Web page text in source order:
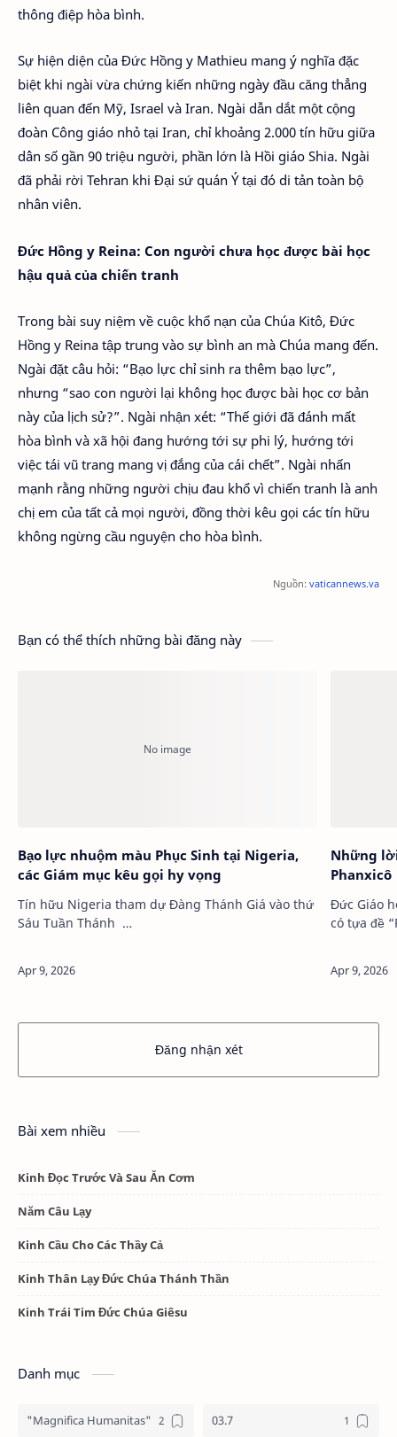
thông điệp hòa bình.
Sự hiện diện của Đức Hồng y Mathieu mang ý nghĩa đặc
biệt khi ngài vừa chứng kiến những ngày đầu căng thẳng
liên quan đến Mỹ, Israel và Iran. Ngài dẫn dắt một cộng
đoàn Công giáo nhỏ tại Iran, chỉ khoảng 2.000 tín hữu giữa
dân số gần 90 triệu người, phần lớn là Hồi giáo Shia. Ngài
đã phải rời Tehran khi Đại sứ quán Ý tại đó di tản toàn bộ
nhân viên.
Đức Hồng y Reina: Con người chưa học được bài học
hậu quả của chiến tranh
Trong bài suy niệm về cuộc khổ nạn của Chúa Kitô, Đức
Hồng y Reina tập trung vào sự bình an mà Chúa mang đến.
Ngài đặt câu hỏi: “Bạo lực chỉ sinh ra thêm bạo lực”,
nhưng “sao con người lại không học được bài học cơ bản
này của lịch sử?”. Ngài nhận xét: “Thế giới đã đánh mất
hòa bình và xã hội đang hướng tới sự phi lý, hướng tới
việc tái vũ trang mang vị đắng của cái chết”. Ngài nhấn
mạnh rằng những người chịu đau khổ vì chiến tranh là anh
chị em của tất cả mọi người, đồng thời kêu gọi các tín hữu
không ngừng cầu nguyện cho hòa bình.
Nguồn: vaticannews.va
Bạn có thể thích những bài đăng này
Bạo lực nhuộm màu Phục Sinh tại Nigeria,
các Giám mục kêu gọi hy vọng
Tín hữu Nigeria tham dự Đàng Thánh Giá vào thứ
Sáu Tuần Thánh …
Những
Phanxicô
Đức Giáo hoàng
có tựa đề
Đăng nhận xét
Bài xem nhiều
Kinh Đọc Trước Và Sau Ăn Cơm
Năm Câu Lạy
Kinh Cầu Cho Các Thầy Cả
Kinh Thân Lạy Đức Chúa Thánh Thần
Kinh Trái Tim Đức Chúa Giêsu
Danh mục
"Magnifica Humanitas" 03.7